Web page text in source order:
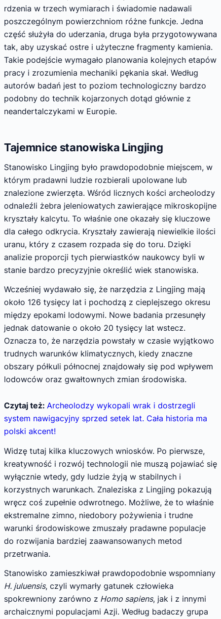
rdzenia w trzech wymiarach i świadomie nadawali
poszczególnym powierzchniom różne funkcje. Jedna
część służyła do uderzania, druga była przygotowywana
tak, aby uzyskać ostre i użyteczne fragmenty kamienia.
Takie podejście wymagało planowania kolejnych etapów
pracy i zrozumienia mechaniki pękania skał. Według
autorów badań jest to poziom technologiczny bardzo
podobny do technik kojarzonych dotąd głównie z
neandertalczykami w Europie.
Tajemnice stanowiska Lingjing
Stanowisko Lingjing było prawdopodobnie miejscem, w
którym pradawni ludzie rozbierali upolowane lub
znalezione zwierzęta. Wśród licznych kości archeolodzy
odnaleźli żebra jeleniowatych zawierające mikroskopijne
kryształy kalcytu. To właśnie one okazały się kluczowe
dla całego odkrycia. Kryształy zawierają niewielkie ilości
uranu, który z czasem rozpada się do toru. Dzięki
analizie proporcji tych pierwiastków naukowcy byli w
stanie bardzo precyzyjnie określić wiek stanowiska.
Wcześniej wydawało się, że narzędzia z Lingjing mają
około 126 tysięcy lat i pochodzą z cieplejszego okresu
między epokami lodowymi. Nowe badania przesunęły
jednak datowanie o około 20 tysięcy lat wstecz.
Oznacza to, że narzędzia powstały w czasie wyjątkowo
trudnych warunków klimatycznych, kiedy znaczne
obszary półkuli północnej znajdowały się pod wpływem
lodowców oraz gwałtownych zmian środowiska.
Czytaj też: Archeolodzy wykopali wrak i dostrzegli
system nawigacyjny sprzed setek lat. Cała historia ma
polski akcent!
Widzę tutaj kilka kluczowych wniosków. Po pierwsze,
kreatywność i rozwój technologii nie muszą pojawiać się
wyłącznie wtedy, gdy ludzie żyją w stabilnych i
korzystnych warunkach. Znaleziska z Lingjing pokazują
wręcz coś zupełnie odwrotnego. Możliwe, że to właśnie
ekstremalne zimno, niedobory pożywienia i trudne
warunki środowiskowe zmuszały pradawne populacje
do rozwijania bardziej zaawansowanych metod
przetrwania.
Stanowisko zamieszkiwał prawdopodobnie wspomniany
H. juluensis, czyli wymarły gatunek człowieka
spokrewniony zarówno z Homo sapiens, jak i z innymi
archaicznymi populacjami Azji. Według badaczy grupa